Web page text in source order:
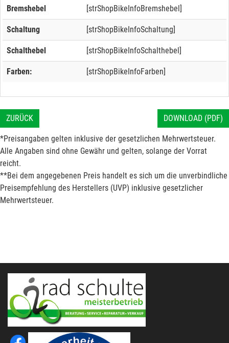
Bremshebel [strShopBikeInfoBremshebel]
Schaltung [strShopBikeInfoSchaltung]
Schalthebel [strShopBikeInfoSchalthebel]
Farben: [strShopBikeInfoFarben]
ZURÜCK DOWNLOAD (PDF)
*Preisangaben gelten inklusive der gesetzlichen Mehrwertsteuer.
Alle Angaben sind ohne Gewähr und gelten, solange der Vorrat
reicht.
**Bei dem angegebenen Preis handelt es sich um die unverbindliche
Preisempfehlung des Herstellers (UVP) inklusive gesetzlicher
Mehrwertsteuer.